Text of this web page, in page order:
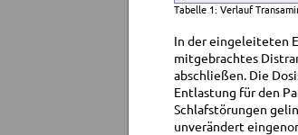
Tabelle 1: Verlauf
In der eingeleiteten
mitgebrachtes
abschließen. Die
Entlastung für den
Schlafstörungen
unverändert